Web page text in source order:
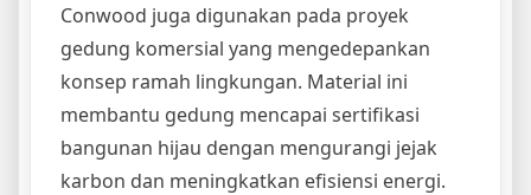
Conwood juga digunakan pada proyek
gedung komersial yang mengedepankan
konsep ramah lingkungan. Material ini
membantu gedung mencapai sertifikasi
bangunan hijau dengan mengurangi jejak
karbon dan meningkatkan efisiensi energi.